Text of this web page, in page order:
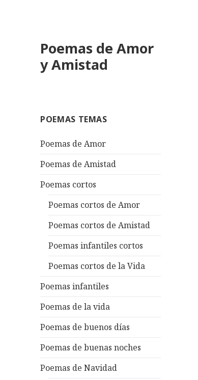
Poemas de Amor
y Amistad
POEMAS TEMAS
Poemas de Amor
Poemas de Amistad
Poemas cortos
Poemas cortos de Amor
Poemas cortos de Amistad
Poemas infantiles cortos
Poemas cortos de la Vida
Poemas infantiles
Poemas de la vida
Poemas de buenos días
Poemas de buenas noches
Poemas de Navidad